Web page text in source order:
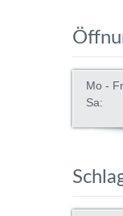
Mo -
Sa: